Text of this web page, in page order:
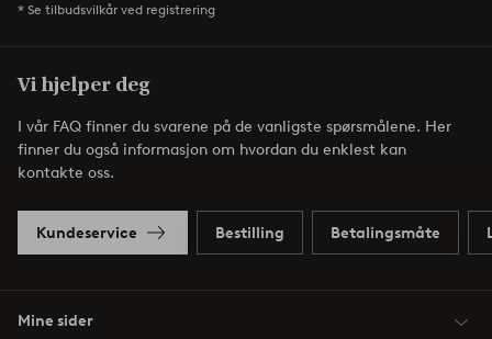
* Se tilbudsvilkår ved registrering
Vi hjelper deg
I vår FAQ finner du svarene på de vanligste spørsmålene. Her
finner du også informasjon om hvordan du enklest kan
kontakte oss.
Kundeservice Bestilling Betalingsmåte
Mine sider